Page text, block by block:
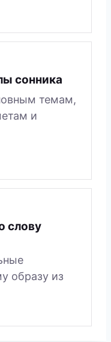
сонника
темам,
и
слову
образу из